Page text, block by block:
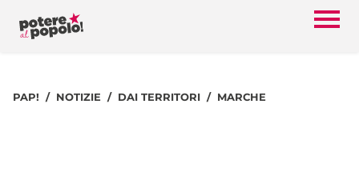
PAP! NOTIZIE DAI TERRITORI MARCHE